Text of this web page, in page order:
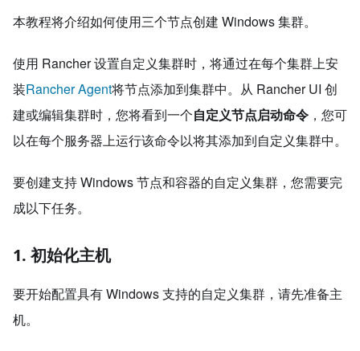
本教程将介绍如何使用三个节点创建 Windows 集群。
使用 Rancher 设置自定义集群时，将通过在每个集群上安
装Rancher Agent将节点添加到集群中。从 Rancher UI 创
建或编辑集群时，您将看到一个自定义节点启动命令 ，您可
以在每个服务器上运行该命令以将其添加到自定义集群中。
要创建支持 Windows 节点和容器的自定义集群，您需要完
成以下任务。
1. 初始化主机
要开始配置具有 Windows 支持的自定义集群，请先准备主
机。